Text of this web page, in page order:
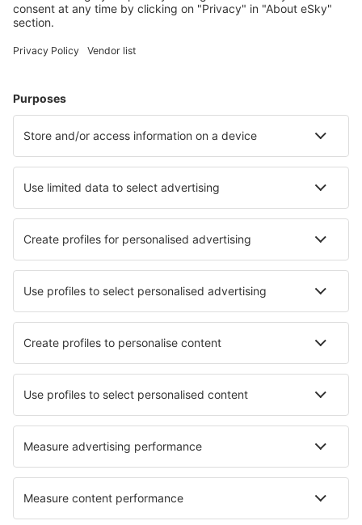
Cazarea preferată
apartamente și altele.
Cele mai căutate cazări de către utilizatorii eSky
Cazare în Israel - Orașe populare
Cazare în Ierusalim Cazare în Tiberias
Cazare în Haifa Cazare în Tel Aviv
Cazare în Qatsrin Cazare Alma
Cazare în Kiryat Mal'akhi
Cele mai bune locuri de cazare - orașe
Cazare în San Gabriel Cazare în Owston
Cazare în Alembon Cazare în Puentenansa
Cazare în Castleton Cazare în Gocek